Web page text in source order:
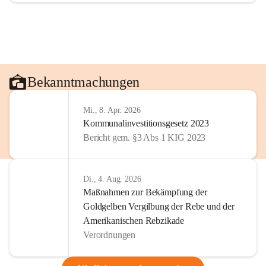
Bekanntmachungen
Mi., 8. Apr. 2026
Kommunalinvestitionsgesetz 2023
Bericht gem. §3 Abs 1 KIG 2023
Di., 4. Aug. 2026
Maßnahmen zur Bekämpfung der
Goldgelben Vergilbung der Rebe und der
Amerikanischen Rebzikade
Verordnungen